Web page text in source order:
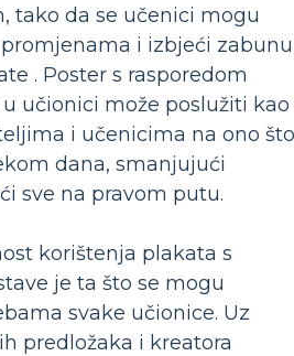
tako da se učenici mogu
i izbjeći zabunu
. Poster s rasporedom
učionici može poslužiti kao
i učenicima na ono što
dana, smanjujući
sve na pravom putu.
korištenja plakata s
je ta što se mogu
svake učionice. Uz
predložaka i kreatora